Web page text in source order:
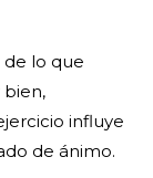
lo que
bien,
influye
de ánimo.